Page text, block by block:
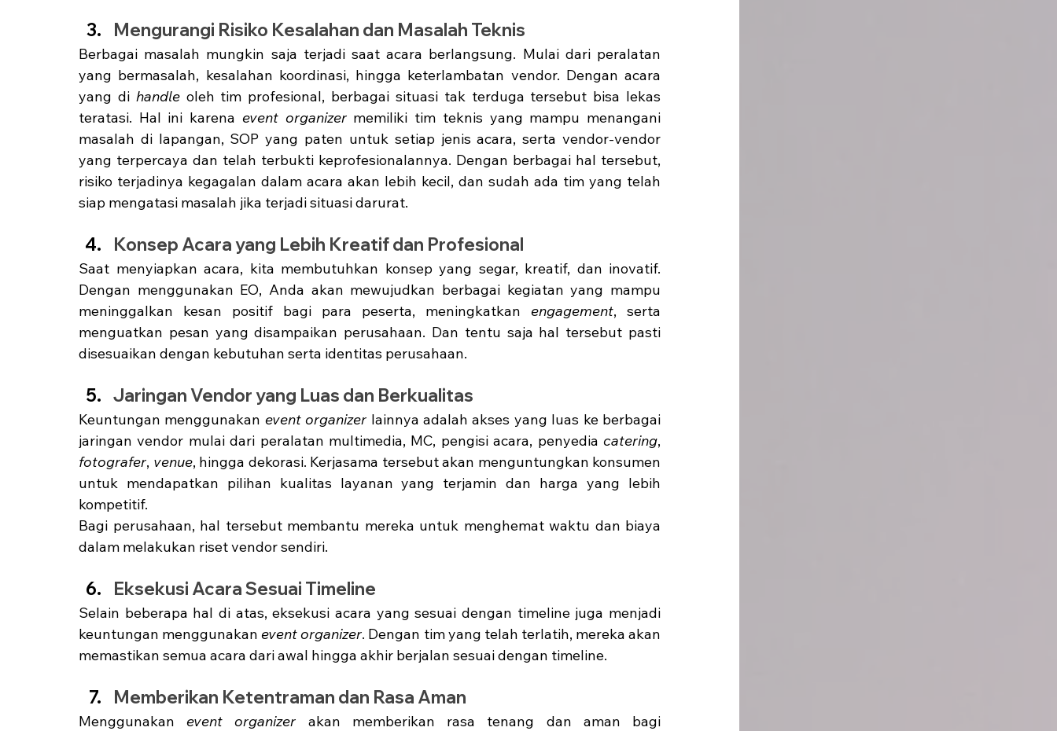
Mengurangi Risiko Kesalahan dan Masalah Teknis
Berbagai masalah mungkin saja terjadi saat acara berlangsung. Mulai dari peralatan
yang bermasalah, kesalahan koordinasi, hingga keterlambatan vendor. Dengan acara
yang di handle oleh tim profesional, berbagai situasi tak terduga tersebut bisa lekas
teratasi. Hal ini karena event organizer memiliki tim teknis yang mampu menangani
masalah di lapangan, SOP yang paten untuk setiap jenis acara, serta vendor-vendor
yang terpercaya dan telah terbukti keprofesionalannya. Dengan berbagai hal tersebut,
risiko terjadinya kegagalan dalam acara akan lebih kecil, dan sudah ada tim yang telah
siap mengatasi masalah jika terjadi situasi darurat.
Konsep Acara yang Lebih Kreatif dan Profesional
Saat menyiapkan acara, kita membutuhkan konsep yang segar, kreatif, dan inovatif.
Dengan menggunakan EO, Anda akan mewujudkan berbagai kegiatan yang mampu
meninggalkan kesan positif bagi para peserta, meningkatkan engagement, serta
menguatkan pesan yang disampaikan perusahaan. Dan tentu saja hal tersebut pasti
disesuaikan dengan kebutuhan serta identitas perusahaan.
Jaringan Vendor yang Luas dan Berkualitas
Keuntungan menggunakan event organizer lainnya adalah akses yang luas ke berbagai
jaringan vendor mulai dari peralatan multimedia, MC, pengisi acara, penyedia catering
fotografer, venue, hingga dekorasi. Kerjasama tersebut akan menguntungkan konsumen
untuk mendapatkan pilihan kualitas layanan yang terjamin dan harga yang lebih
kompetitif.
Bagi perusahaan, hal tersebut membantu mereka untuk menghemat waktu dan biaya
dalam melakukan riset vendor sendiri.
Eksekusi Acara Sesuai Timeline
Selain beberapa hal di atas, eksekusi acara yang sesuai dengan timeline juga menjadi
keuntungan menggunakan event organizer. Dengan tim yang telah terlatih, mereka akan
memastikan semua acara dari awal hingga akhir berjalan sesuai dengan timeline.
Memberikan Ketentraman dan Rasa Aman
Menggunakan event organizer akan memberikan rasa tenang dan aman bagi